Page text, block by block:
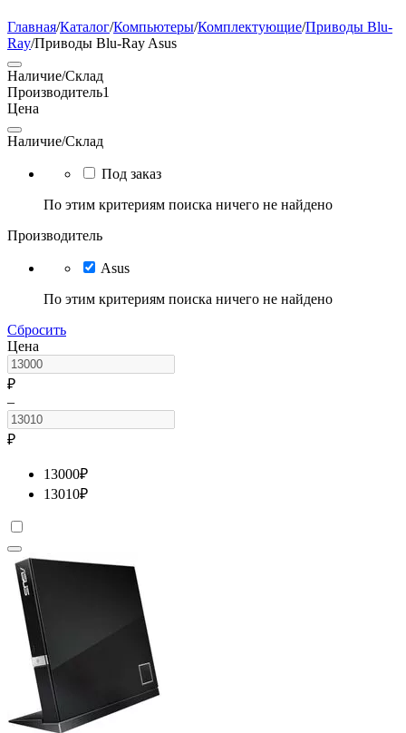
Главная/Каталог/Компьютеры/Комплектующие/Приводы Blu-
Ray/Приводы Blu-Ray Asus
Наличие/Склад
Производитель1
Цена
Наличие/Склад
Под заказ
По этим критериям поиска ничего не найдено
Производитель
Asus
По этим критериям поиска ничего не найдено
Сбросить
Цена
₽
–
₽
13000₽
13010₽